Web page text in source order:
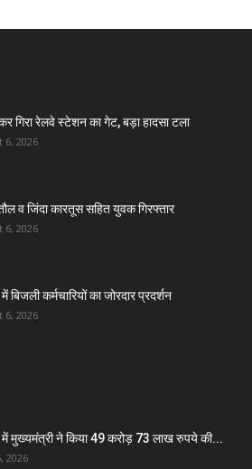
गिरा रेलवे स्टेशन का गेट, बड़ा हादसा टला
6, 2026
व जिंदा कारतूस सहित युवक गिरफ्तार
6, 2026
बिजली कर्मचारियों का जोरदार प्रदर्शन
6, 2026
में मुख्यमंत्री ने किया 49 करोड़ 73 लाख रुपये की...
2026